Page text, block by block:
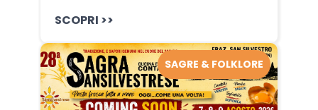
SCOPRI >>
SAGRE & FOLKLORE